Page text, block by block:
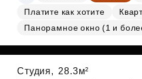
Платите как хотите
Панорамное окно (1 и
Студия, 28.3м²